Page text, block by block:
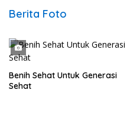
Berita Foto
Benih Sehat Untuk Generasi
Sehat